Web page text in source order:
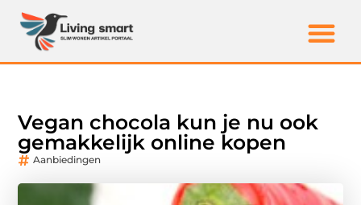
Vegan chocola kun je nu ook
gemakkelijk online kopen
Aanbiedingen